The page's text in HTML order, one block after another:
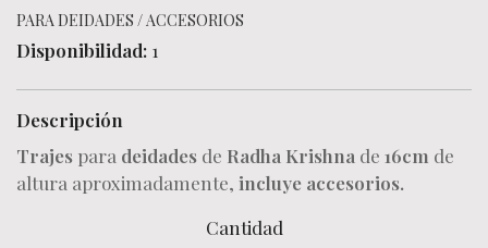
PARA DEIDADES /ACCESORIOS
Disponibilidad: 1
Descripción
Trajes para deidades de Radha Krishna de 16cm de
altura aproximadamente, incluye accesorios.
Cantidad